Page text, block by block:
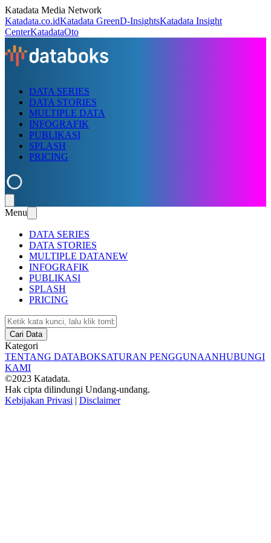
Katadata Media Network
Katadata.co.idKatadata GreenD-InsightsKatadata Insight
CenterKatadataOto
DATA SERIES
DATA STORIES
MULTIPLE DATA
INFOGRAFIK
PUBLIKASI
SPLASH
PRICING
Menu
DATA SERIES
DATA STORIES
MULTIPLE DATANEW
INFOGRAFIK
PUBLIKASI
SPLASH
PRICING
Cari Data
Kategori
TENTANG DATABOKSATURAN PENGGUNAANHUBUNGI
KAMI
©2023 Katadata.
Hak cipta dilindungi Undang-undang.
Kebijakan Privasi | Disclaimer